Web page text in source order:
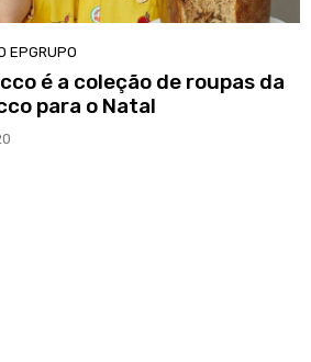
EPGRUPO
é a coleção de roupas da
para o Natal